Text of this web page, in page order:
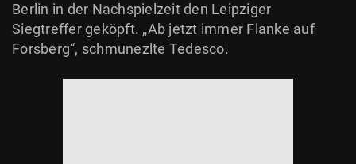
Berlin in der Nachspielzeit den Leipziger
Siegtreffer geköpft. „Ab jetzt immer Flanke auf
Forsberg“, schmunezlte Tedesco.